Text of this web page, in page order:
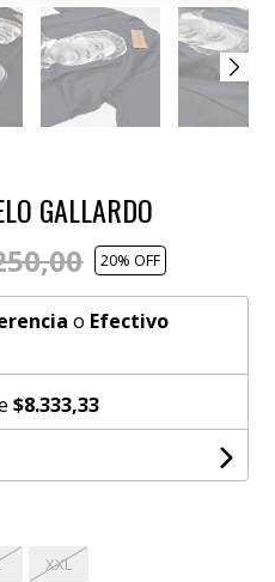
GALLARDO
20% OFF
o Efectivo
$8.333,33
XXL